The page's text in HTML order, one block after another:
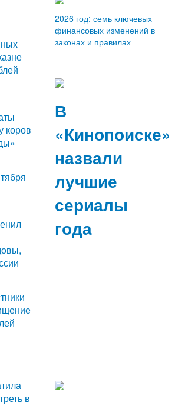
коров
в
2026 год: семь ключевых
финансовых изменений в
законах и правилах
В
«Кинопоиске»
назвали
лучшие
сериалы
года